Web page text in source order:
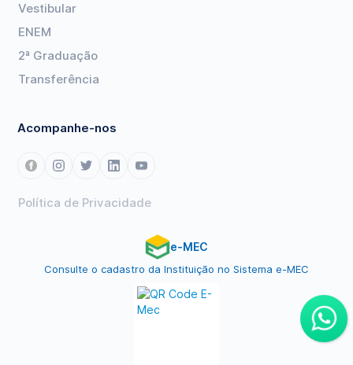
Vestibular
ENEM
2ª Graduação
Transferência
Acompanhe-nos
Política de Privacidade
e-MEC
Consulte o cadastro da Instituição no Sistema e-MEC